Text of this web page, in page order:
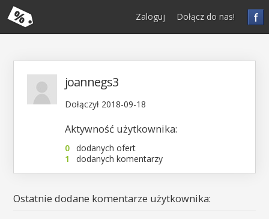
f
Zaloguj Dołącz do nas!
joannegs3
Dołączył 2018-09-18
Aktywność użytkownika:
0 dodanych ofert
1
dodanych komentarzy
Ostatnie dodane komentarze użytkownika: